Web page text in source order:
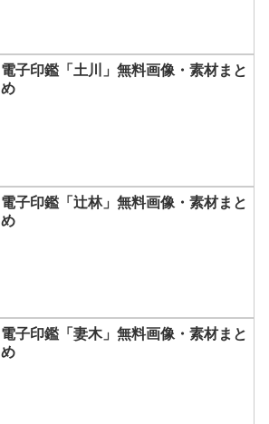
電子印鑑「土川」無料画像・素材まと
め
電子印鑑「辻林」無料画像・素材まと
め
電子印鑑「妻木」無料画像・素材まと
め